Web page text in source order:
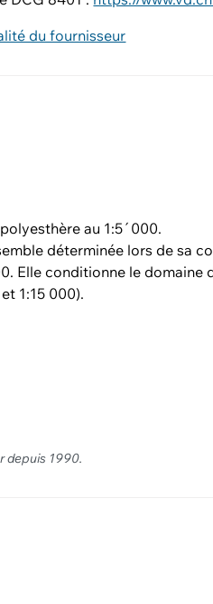
du fournisseur
au 1:5´000.
déterminée lors de sa
Elle conditionne le domaine
1:15 000).
depuis 1990.